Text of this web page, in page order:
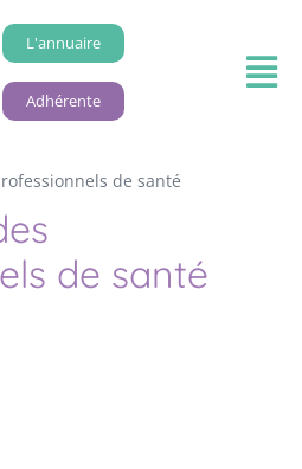
L'annuaire
Adhérente
de santé
de santé